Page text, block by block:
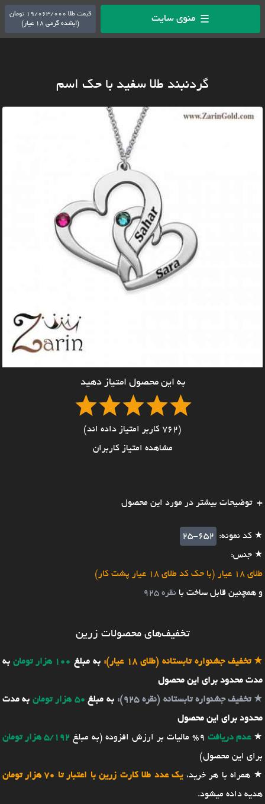
☰ منوی سایت
قیمت طلا 19/063/000 تومان
(ابشده گرمی 18 عیار)
گردنبند طلا سفید با حک اسم
به این محصول امتیاز دهید
(762 کاربر امتیاز داده اند)
مشاهده امتیاز کاربران
توضیحات بیشتر در مورد این محصول
★ کد نمونه:
25-652
★ جنس:
طلای 18 عیار (با حک کد طلای 18 عیار پشت کار)
و همچنین قابل ساخت با نقره 925
تخفیف‌های محصولات زرین
★تخفیف جشنواره تابستانه (طلای 18 عیار): به مبلغ 100 هزار تومان
به
مدت محدود برای این محصول
★تخفیف جشنواره تابستانه (نقره 925): به مبلغ 50 هزار تومان
به مدت
محدود برای این محصول
★عدم دریافت 9% مالیات بر ارزش افزوده (به مبلغ
5/192 هزار تومان
برای این محصول)
★ همراه با هر خرید،یک عدد طلا کارت زرین با اعتبار تا 70 هزار تومان
هدیه داده میشود.